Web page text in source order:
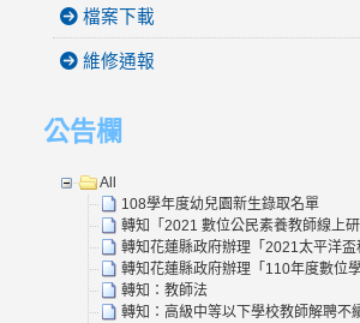
檔案下載
維修通報
公告欄
All
108學年度幼兒園新生錄取名單
轉知「2021 數位公民素養教師線上
轉知花蓮縣政府辦理「2021太平洋
轉知花蓮縣政府辦理「110年度數位
轉知：教師法
轉知：高級中等以下學校教師解聘不